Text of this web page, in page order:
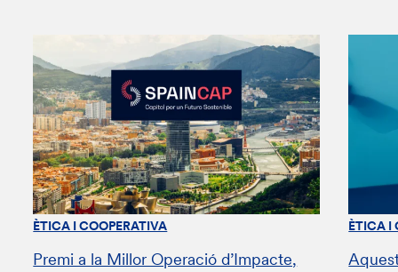
ÈTICA I COOPERATIVA
Premi a la Millor Operació d’Impacte,
ÈTICA I